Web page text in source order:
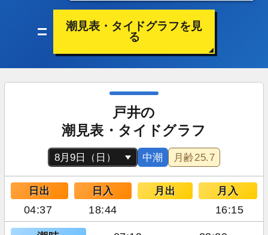
潮見表・タイドグラフを見
る
戸井の
潮見表・タイドグラフ
中潮 月齢25.7
日出 日入 月出 月入
04:37 18:44 16:15